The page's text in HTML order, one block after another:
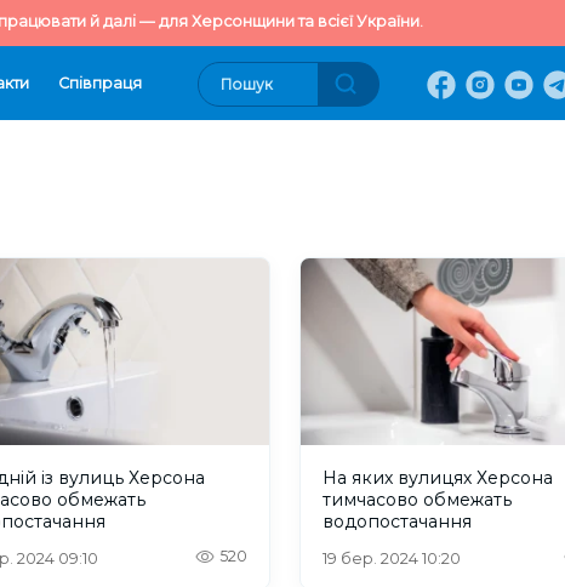
й далі — для Херсонщини та всієї України.
Cпівпраця
із вулиць Херсона
обмежать
2024 09:10 520
На яких вулицях Херсона
тимчасово обмежать
водопостачання
19 бер. 2024 10:20